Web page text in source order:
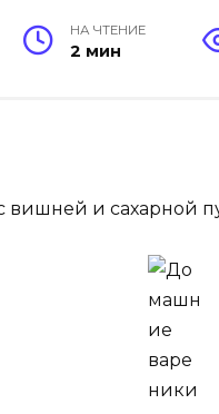
НА ЧТЕНИЕ
2 мин